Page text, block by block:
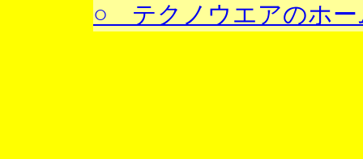
○ テクノウエアのホー